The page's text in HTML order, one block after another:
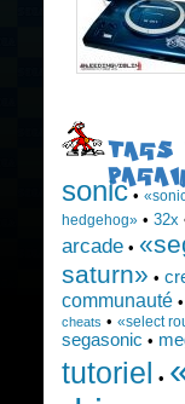
TAGS
sonic •
hedgehog» •32x
arcade •
saturn» •
communauté
cheats •«select
segasonic •
tutoriel •